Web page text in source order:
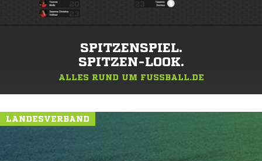
SPITZENSPIEL.
SPITZEN-LOOK.
ALLES RUND UM FUSSBALL.DE
LANDESVERBAND